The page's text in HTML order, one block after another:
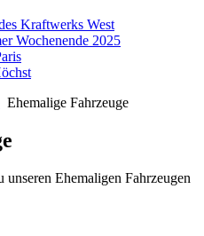
Kraftwerks West
Wochenende 2025
Ehemalige Fahrzeuge
Ehemaligen Fahrzeugen